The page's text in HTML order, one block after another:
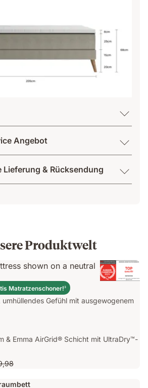
Angebot
Lieferung & Rücksendung
Produktwelt
Matratzenschoner!3
Gefühl mit ausgewogenem
& Emma AirGrid® Schicht mit UltraDry™-